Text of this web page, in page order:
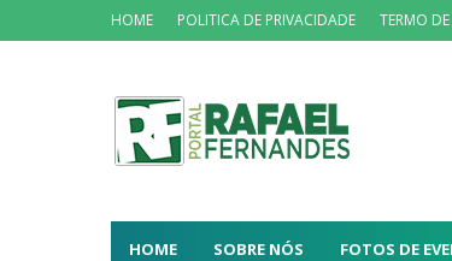
HOME POLITICA DE PRIVACIDADE TERMO
HOME SOBRE NÓS FOTOS DE